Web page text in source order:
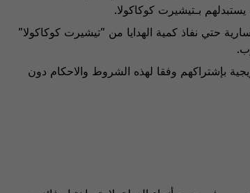
بـتيشيرت كوكاكولا.
حتي نفاذ كمية الهدايا من "تيشيرت كوكاكولا"
بإشتراكهم وفقا لهذه الشروط والاحكام دون